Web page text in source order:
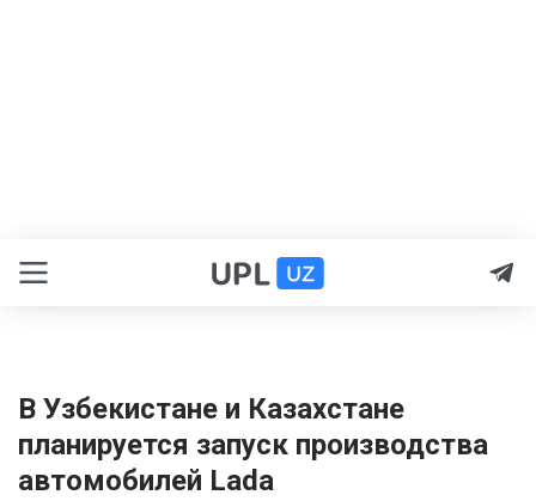
В Узбекистане и Казахстане
планируется запуск производства
автомобилей Lada